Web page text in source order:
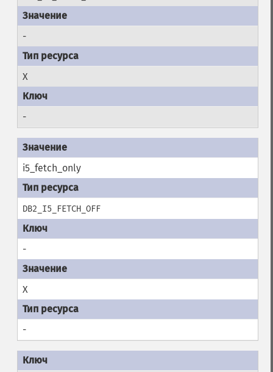
-
X
-
i5_fetch_only
DB2_I5_FETCH_OFF
-
X
-